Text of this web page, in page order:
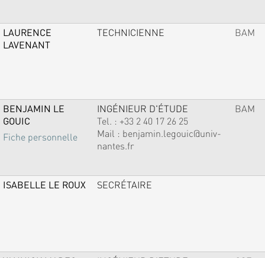
LAURENCE
LAVENANT
TECHNICIENNE BAM
BENJAMIN LE
GOUIC
Fiche personnelle
INGÉNIEUR D'ÉTUDE
Tel. : +33 2 40 17 26 25
Mail : benjamin.legouic@univ-
nantes.fr
BAM
ISABELLE LE ROUX SECRÉTAIRE